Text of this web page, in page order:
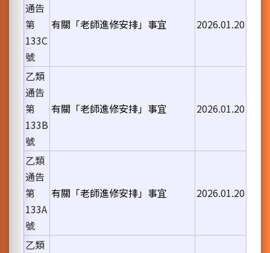
通告
第
133C
號
有關「老師進修安排」事宜 2026.01.20
乙類
通告
第
133B
號
有關「老師進修安排」事宜 2026.01.20
乙類
通告
第
133A
號
有關「老師進修安排」事宜 2026.01.20
乙類